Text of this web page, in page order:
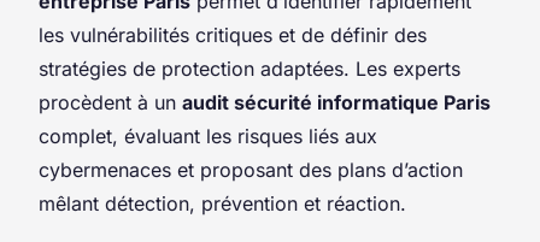
les vulnérabilités critiques et de définir des
stratégies de protection adaptées. Les experts
procèdent à un audit sécurité informatique Paris
complet, évaluant les risques liés aux
cybermenaces et proposant des plans d’action
mêlant détection, prévention et réaction.